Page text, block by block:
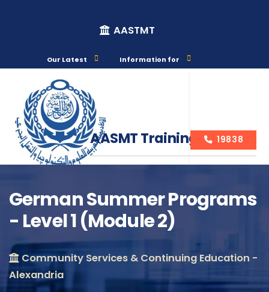
AASTMT
Our Latest Information for
AASMT Training Courses
19838
German Summer Programs
- Level 1 (Module 2)
Community Services & Continuing Education -
Alexandria
Course Info
Location